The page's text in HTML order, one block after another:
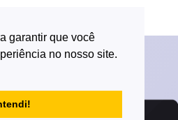
garantir que você
no nosso site.